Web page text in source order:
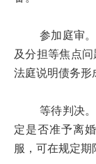
参加庭审。庭
及分担等焦点
法庭说明债务形
等待判决。法
定是否准予离
服，可在规定期